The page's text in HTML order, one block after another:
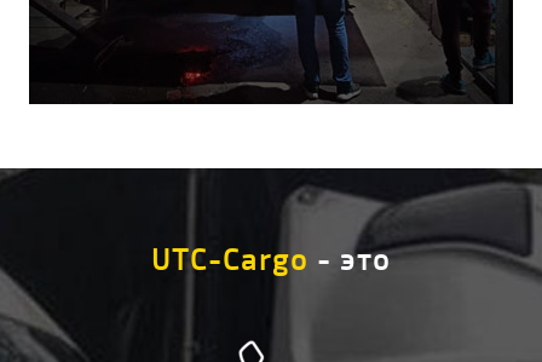
UTC-Cargo - это